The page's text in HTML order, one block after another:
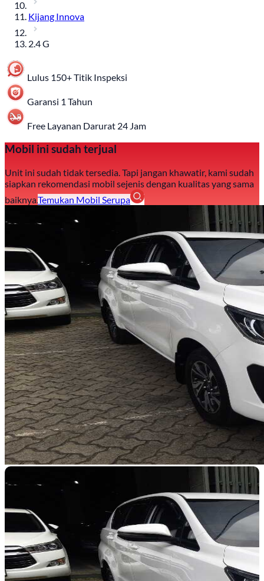
Kijang Innova
2.4 G
Lulus 150+ Titik Inspeksi
Garansi 1 Tahun
Free Layanan Darurat 24 Jam
Mobil ini sudah terjual
Unit ini sudah tidak tersedia. Tapi jangan khawatir, kami sudah
siapkan rekomendasi mobil sejenis dengan kualitas yang sama
baiknya.Temukan Mobil Serupa